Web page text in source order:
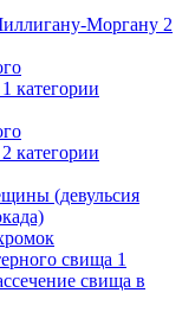
Моргану 2
категории
категории
(девульсия
свища 1
свища в